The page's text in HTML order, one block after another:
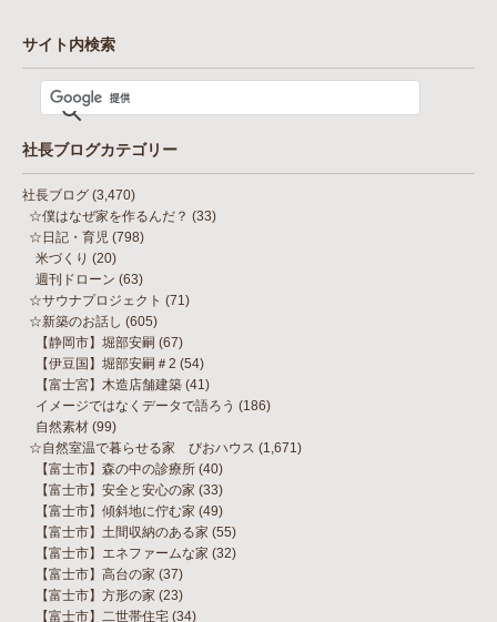
サイト内検索
社長ブログカテゴリー
社長ブログ (3,470)
☆僕はなぜ家を作るんだ？ (33)
☆日記・育児 (798)
米づくり (20)
週刊ドローン (63)
☆サウナプロジェクト (71)
☆新築のお話し (605)
【静岡市】堀部安嗣 (67)
【伊豆国】堀部安嗣＃2 (54)
【富士宮】木造店舗建築 (41)
イメージではなくデータで語ろう (186)
自然素材 (99)
☆自然室温で暮らせる家 びおハウス (1,671)
【富士市】森の中の診療所 (40)
【富士市】安全と安心の家 (33)
【富士市】傾斜地に佇む家 (49)
【富士市】土間収納のある家 (55)
【富士市】エネファームな家 (32)
【富士市】高台の家 (37)
【富士市】方形の家 (23)
【富士市】二世帯住宅 (34)